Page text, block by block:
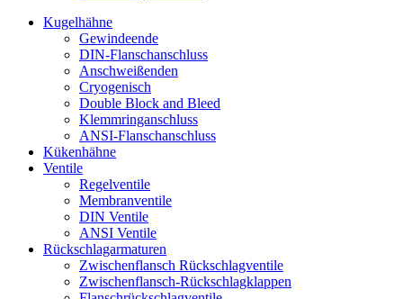
Kugelhähne
Gewindeende
DIN-Flanschanschluss
Anschweißenden
Cryogenisch
Double Block and Bleed
Klemmringanschluss
ANSI-Flanschanschluss
Kükenhähne
Ventile
Regelventile
Membranventile
DIN Ventile
ANSI Ventile
Rückschlag­armaturen
Zwischenflansch Rückschlagventile
Zwischenflansch-Rückschlagklappen